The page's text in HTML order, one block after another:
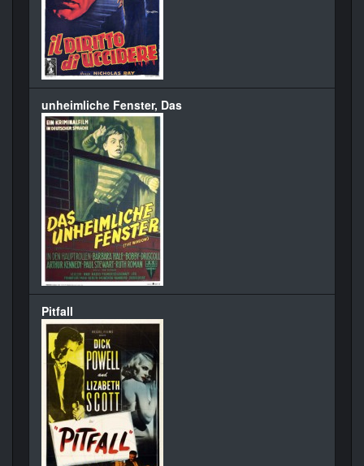
unheimliche Fenster, Das
Pitfall